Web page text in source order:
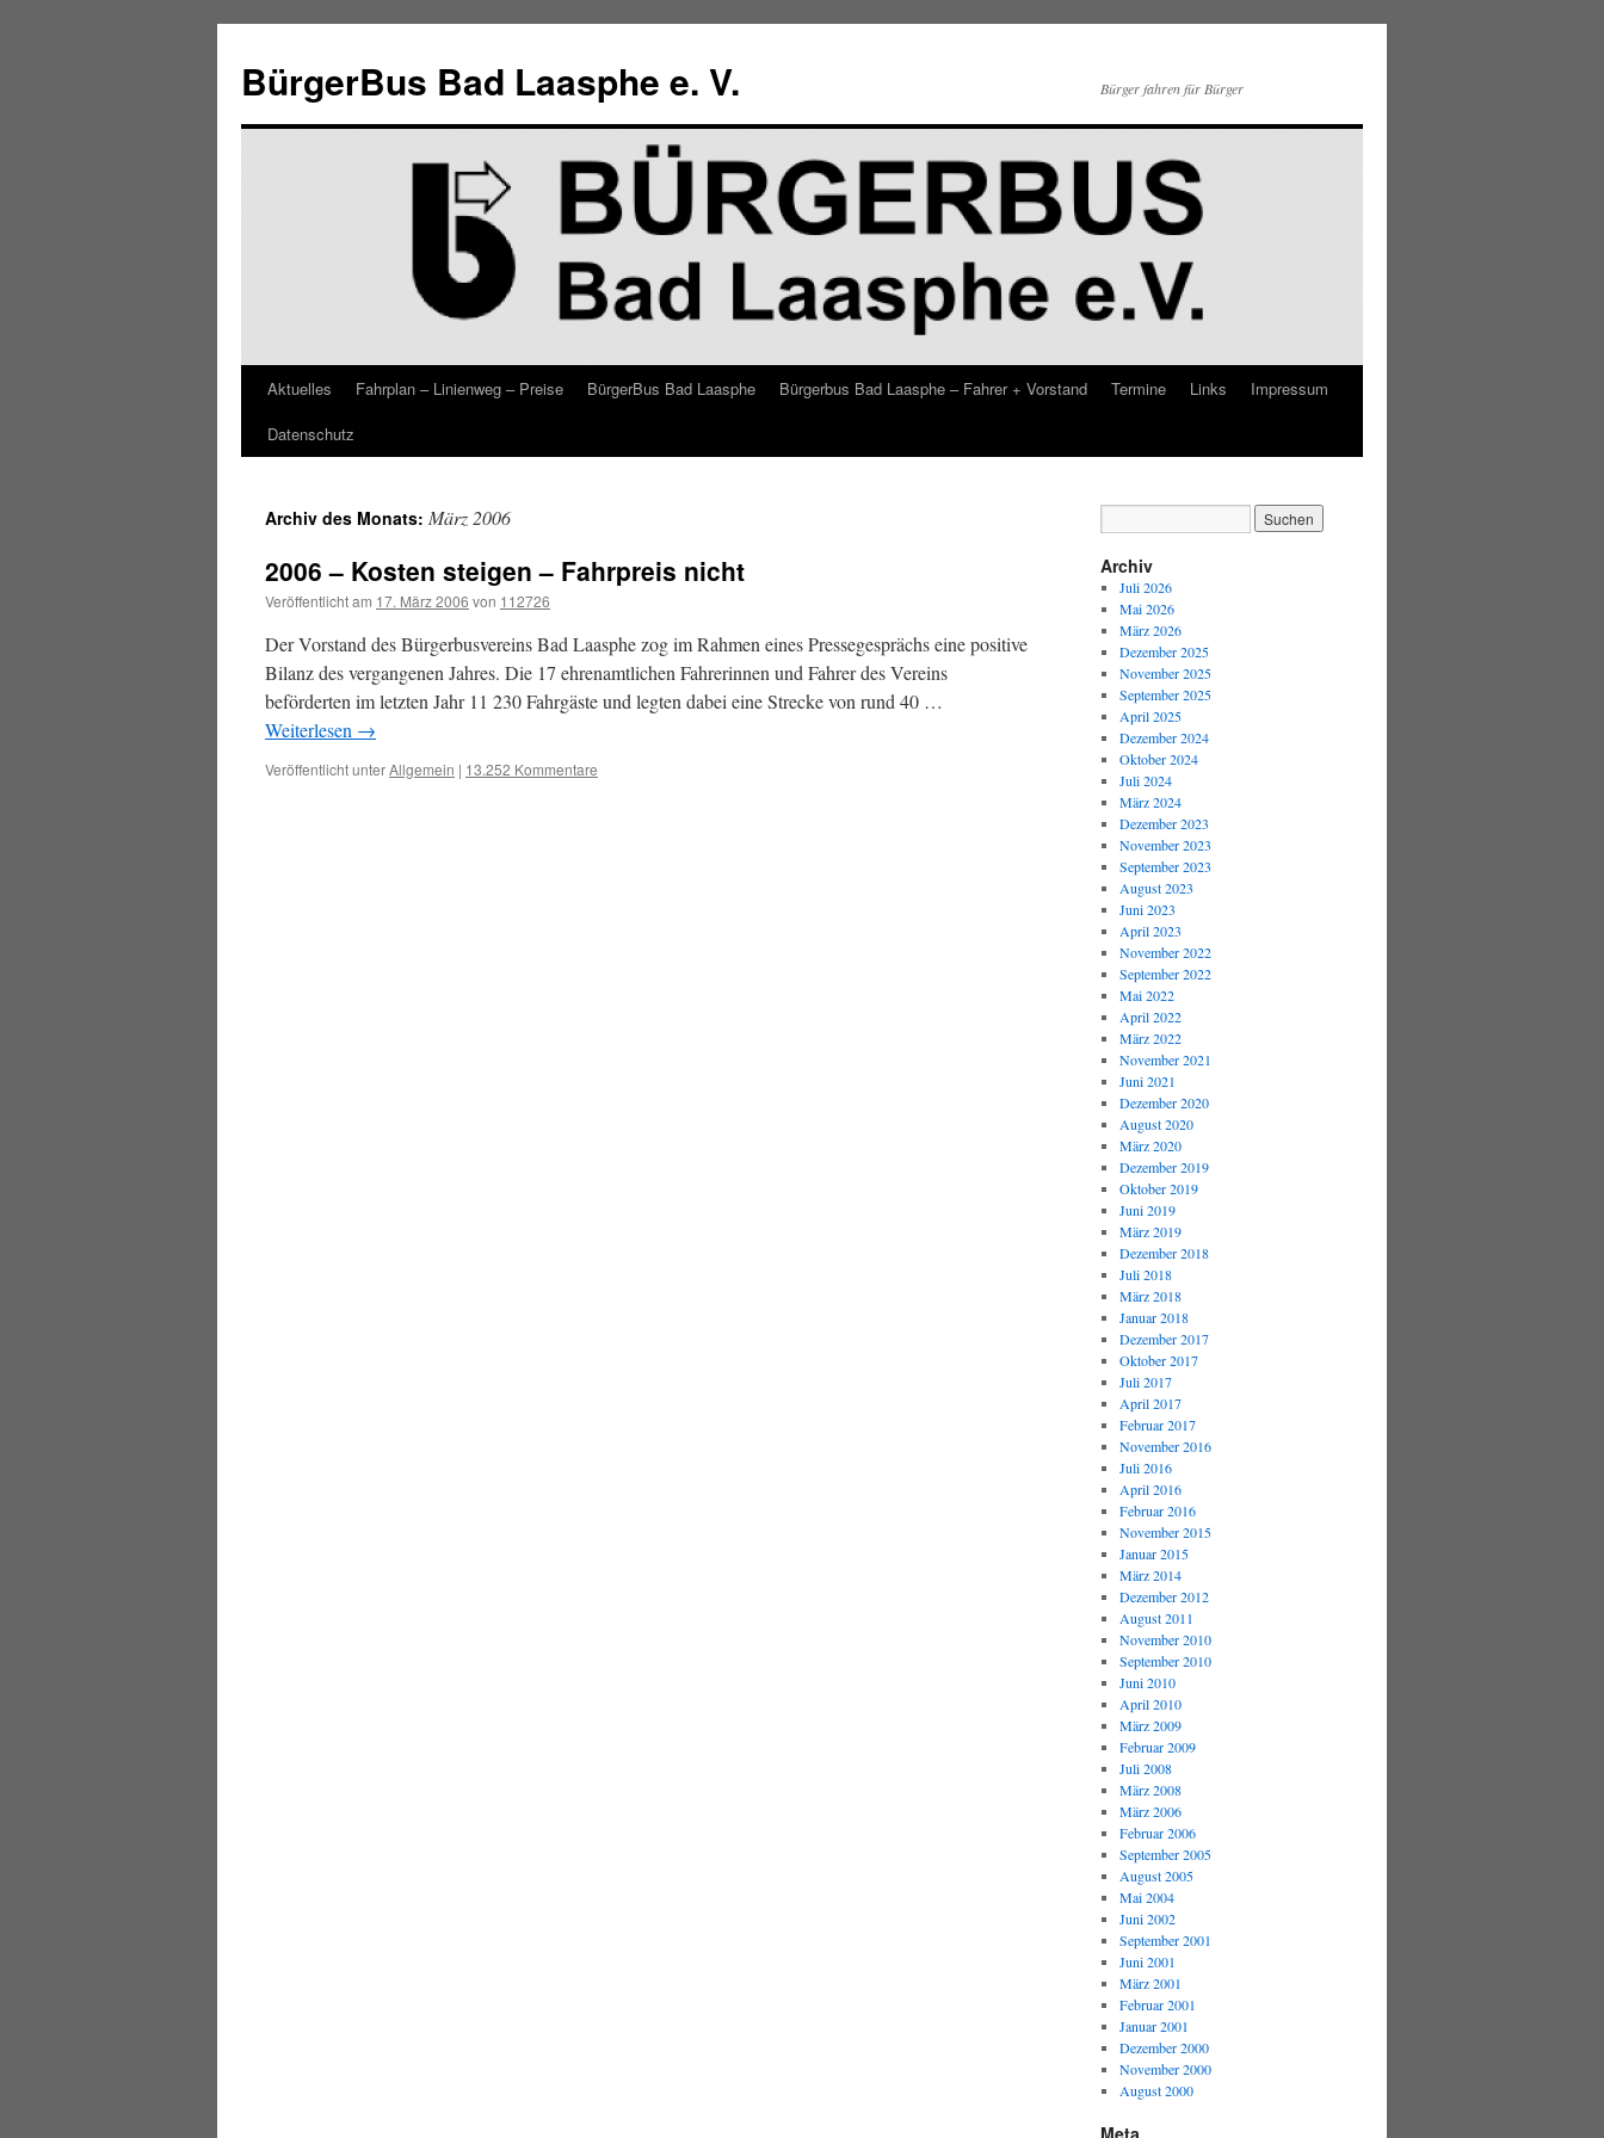
springen
BürgerBus Bad Laasphe e. V. Bürger fahren für Bürger
Aktuelles Fahrplan – Linienweg – Preise BürgerBus Bad Laasphe Bürgerbus Bad Laasphe – Fahrer + Vorstand Termine Links
Impressum
Datenschutz
Archiv des Monats: März 2006
2006 – Kosten steigen – Fahrpreis nicht
Veröffentlicht am 17. März 2006 von 112726
Der Vorstand des Bürgerbusvereins Bad Laasphe zog im Rahmen eines Pressegesprächs eine positive
Bilanz des vergangenen Jahres. Die 17 ehrenamtlichen Fahrerinnen und Fahrer des Vereins
beförderten im letzten Jahr 11 230 Fahrgäste und legten dabei eine Strecke von rund 40 …
Weiterlesen →
Veröffentlicht unterAllgemein | 13.252 Kommentare
Archiv
Juli 2026
Mai 2026
März 2026
Dezember 2025
November 2025
September 2025
April 2025
Dezember 2024
Oktober 2024
Juli 2024
März 2024
Dezember 2023
November 2023
September 2023
August 2023
Juni 2023
April 2023
November 2022
September 2022
Mai 2022
April 2022
März 2022
November 2021
Juni 2021
Dezember 2020
August 2020
März 2020
Dezember 2019
Oktober 2019
Juni 2019
März 2019
Dezember 2018
Juli 2018
März 2018
Januar 2018
Dezember 2017
Oktober 2017
Juli 2017
April 2017
Februar 2017
November 2016
Juli 2016
April 2016
Februar 2016
November 2015
Januar 2015
März 2014
Dezember 2012
August 2011
November 2010
September 2010
Juni 2010
April 2010
März 2009
Februar 2009
Juli 2008
März 2008
März 2006
Februar 2006
September 2005
August 2005
Mai 2004
Juni 2002
September 2001
Juni 2001
März 2001
Februar 2001
Januar 2001
Dezember 2000
November 2000
August 2000
Meta